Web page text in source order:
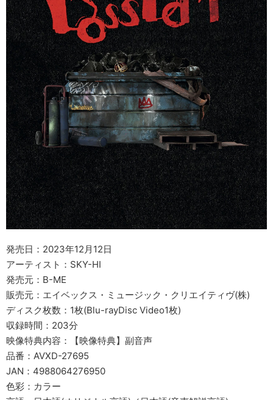
発売日：2023年12月12日
アーティスト：SKY-HI
発売元：B-ME
販売元：エイベックス・ミュージック・クリエイティヴ(株)
ディスク枚数：1枚(Blu-rayDisc Video1枚)
収録時間：203分
映像特典内容：【映像特典】副音声
品番：AVXD-27695
JAN：4988064276950
色彩：カラー